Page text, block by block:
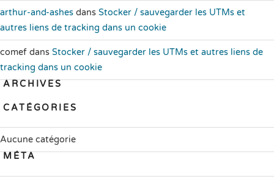
arthur-and-ashes dans Stocker / sauvegarder les UTMs et
autres liens de tracking dans un cookie
comef dans Stocker / sauvegarder les UTMs et autres liens de
tracking dans un cookie
ARCHIVES
CATÉGORIES
Aucune catégorie
MÉTA